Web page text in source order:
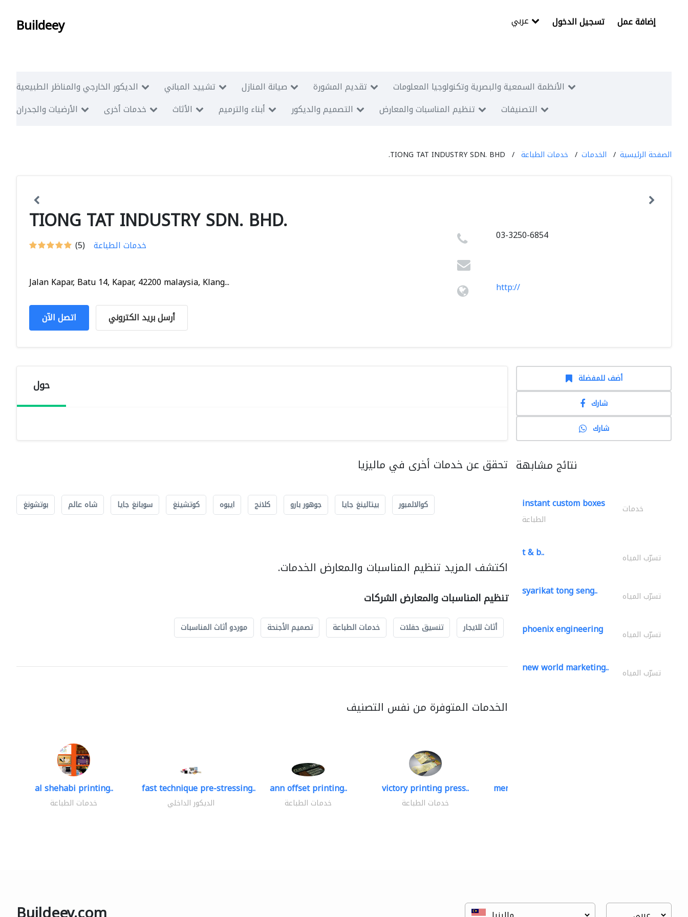
Buildeey تسجيل الدخول إضافة عمل
الديكور الخارجي والمناظر الطبيعية تشييد المباني صيانة المنازل تقديم المشورة
الأنظمة السمعية والبصرية وتكنولوجيا المعلومات
الأرضيات والجدران
خدمات أخرى الأثاث أبناء والترميم التصميم والديكور تنظيم المناسبات والمعارض التصنيفات
الصفحة الرئيسية الخدمات خدمات الطباعة TIONG TAT INDUSTRY SDN. BHD.
TIONG TAT INDUSTRY SDN. BHD.
(5) خدمات الطباعة
Jalan Kapar, Batu 14, Kapar, 42200 malaysia, Klang...
اتصل الآن أرسل بريد الكتروني
03-3250-6854
http://
حول
تحقق عن خدمات أخرى في ماليزيا
كوالالمبور بيتالينغ جايا جوهور بارو كلانج ايبوه كوتشينغ سوبانغ جايا شاه عالم بوتشونغ
اكتشف المزيد تنظيم المناسبات والمعارض الخدمات.
تنظيم المناسبات والمعارض الشركات
أثاث للايجار تنسيق حفلات خدمات الطباعة تصميم الأجنحة موردو أثاث المناسبات
الخدمات المتوفرة من نفس التصنيف
al shehabi printing..
خدمات الطباعة
fast technique pre-stressing..
الديكور الداخلي
ann offset printing..
خدمات الطباعة
victory printing press..
خدمات الطباعة
mermaid digital printing..
أضف للمفضلة
شارك
شارك
نتائج مشابهة
instant custom boxes خدمات
الطباعة
t & b.. تسرّب المياه
syarikat tong seng.. تسرّب المياه
phoenix engineering تسرّب المياه
new world marketing.. تسرّب المياه